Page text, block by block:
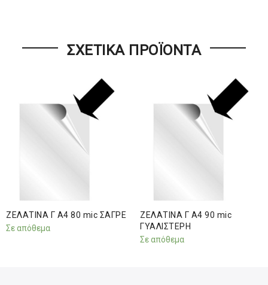
ΣΧΕΤΙΚΆ ΠΡΟΪΌΝΤΑ
ΖΕΛΑΤΙΝΑ Γ Α4 80 mic ΣΑΓΡΕ
Σε απόθεμα
ΖΕΛΑΤΙΝΑ Γ Α4 90 mic
ΓΥΑΛΙΣΤΕΡΗ
Σε απόθεμα